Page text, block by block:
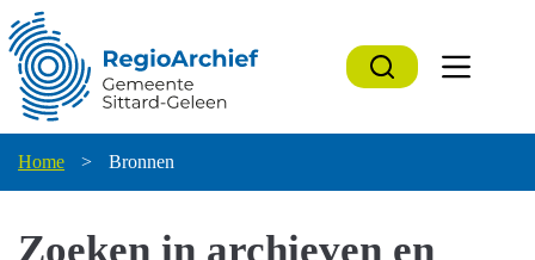
naar
de
inhoud
Home > Bronnen
Zoeken in archieven en